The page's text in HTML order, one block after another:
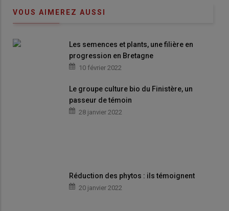
VOUS AIMEREZ AUSSI
Les semences et plants, une filière en
progression en Bretagne
10 février 2022
Le groupe culture bio du Finistère, un
passeur de témoin
28 janvier 2022
Réduction des phytos : ils témoignent
20 janvier 2022